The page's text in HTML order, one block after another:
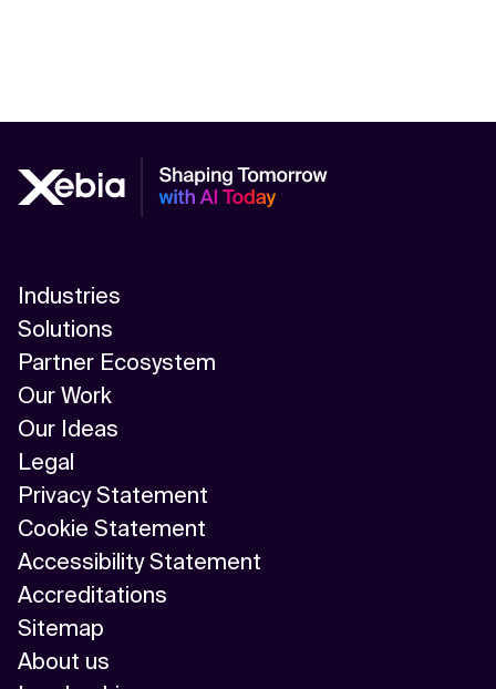
Industries
Solutions
Partner Ecosystem
Our Work
Our Ideas
Legal
Privacy Statement
Cookie Statement
Accessibility Statement
Accreditations
Sitemap
About us